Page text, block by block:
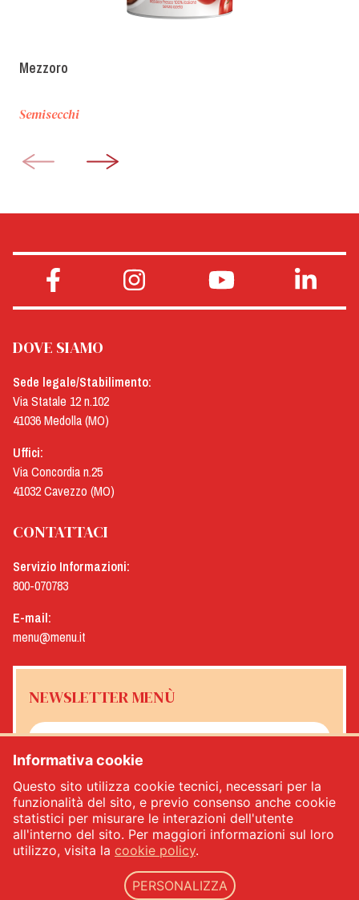
Mezzoro
Semisecchi
DOVE SIAMO
Sede legale/Stabilimento:
Via Statale 12 n.102
41036 Medolla (MO)
Uffici:
Via Concordia n.25
41032 Cavezzo (MO)
CONTATTACI
Servizio Informazioni:
800-070783
E-mail:
menu@menu.it
NEWSLETTER MENÙ
ISCRIVITI
Informativa cookie
Questo sito utilizza cookie tecnici, necessari per la
funzionalità del sito, e previo consenso anche cookie
statistici per misurare le interazioni dell'utente
all'interno del sito. Per maggiori informazioni sul loro
utilizzo, visita la cookie policy.
PERSONALIZZA